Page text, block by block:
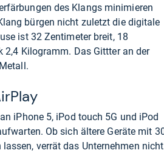
des Klangs minimieren
bürgen nicht zuletzt die digitale
ist 32 Zentimeter breit, 18
Kilogramm. Das Gittter an der
iPhone 5, iPod touch 5G und iPod
Ob sich ältere Geräte mit
verrät das Unternehmen